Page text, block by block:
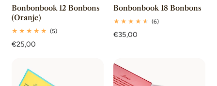
Bonbonbook 12 Bonbons
(Oranje)
(5)5
Normale
€25,00
Bonbonbook 18 Bonbons
(6)6
Normale
€35,00